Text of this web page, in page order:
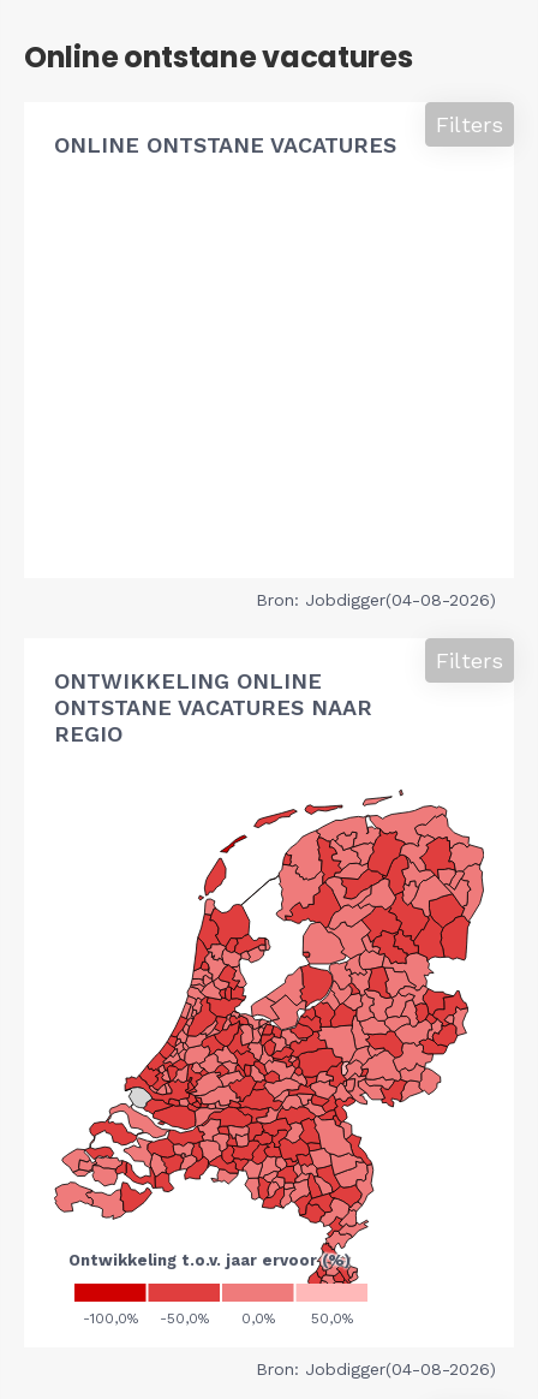
Online ontstane vacatures
ONLINE ONTSTANE VACATURES
Filters
Bron: Jobdigger(04-08-2026)
ONTWIKKELING ONLINE
ONTSTANE VACATURES NAAR
REGIO
Filters
Bron: Jobdigger(04-08-2026)